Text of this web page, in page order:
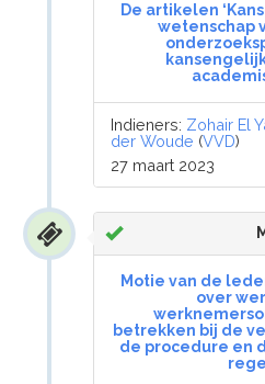
De artikelen
wetenschap
Indieners: Zohair El
der Woude (VVD)
27 maart 2023
Motie van de
over
betrekken bij de
de procedure en